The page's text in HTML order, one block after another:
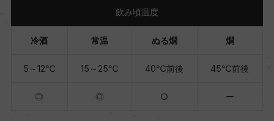
飲み頃温度
冷酒 常温 ぬる燗 燗
5～12℃ 15～25℃ 40℃前後 45℃前後
◎ ◎ ○ ー